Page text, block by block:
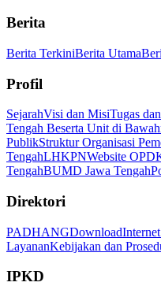
Berita
Berita TerkiniBerita Utama
Profil
SejarahVisi dan MisiTugas
Tengah Beserta Unit di
PublikStruktur Organisasi
TengahLHKPNWebsite OPD
TengahBUMD Jawa Tengah
Direktori
PADHANGDownload
LayananKebijakan dan
IPKD